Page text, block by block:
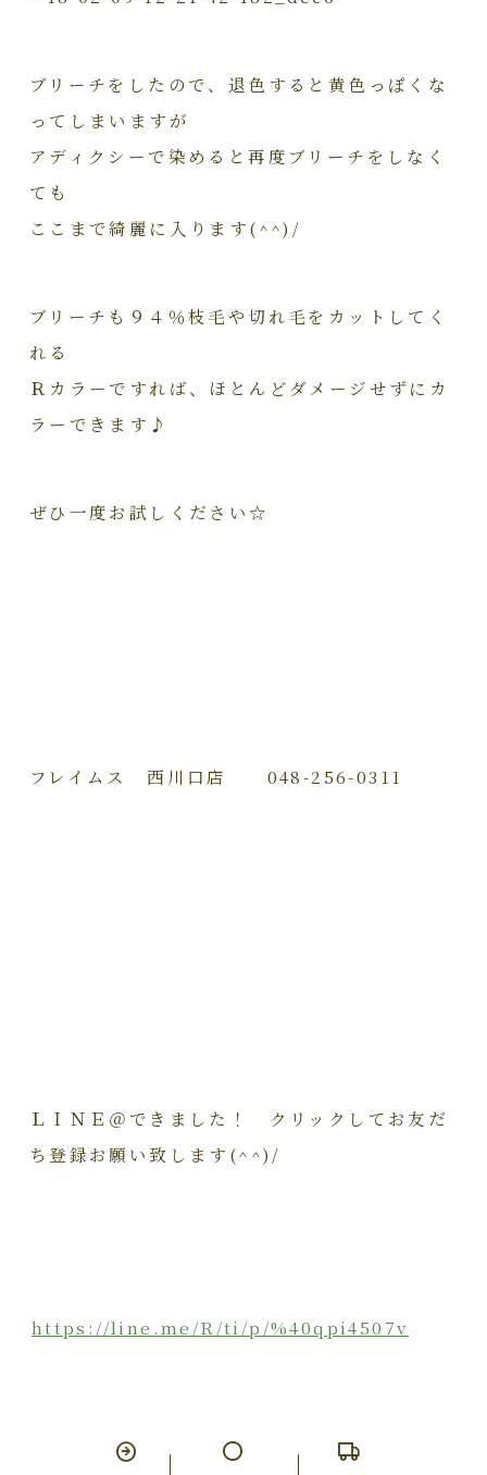
ブリーチをしたので、退色すると黄色っぽくな
ってしまいますが
アディクシーで染めると再度ブリーチをしなく
ても
ここまで綺麗に入ります(^^)/
ブリーチも９４％枝毛や切れ毛をカットしてく
れる
Ｒカラーですれば、ほとんどダメージせずにカ
ラーできます♪
ぜひ一度お試しください☆
フレイムス 西川口店 048-256-0311
ＬＩＮＥ＠できました！ クリックしてお友だ
ち登録お願い致します(^^)/
https://line.me/R/ti/p/%40qpi4507v